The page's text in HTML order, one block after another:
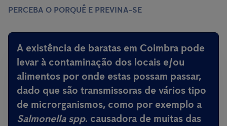
PERCEBA O PORQUÊ E PREVINA-SE
A existência de baratas em Coimbra pode
levar à contaminação dos locais e/ou
alimentos por onde estas possam passar,
dado que são transmissoras de vários tipo
de microrganismos, como por exemplo a
Salmonella spp. causadora de muitas das